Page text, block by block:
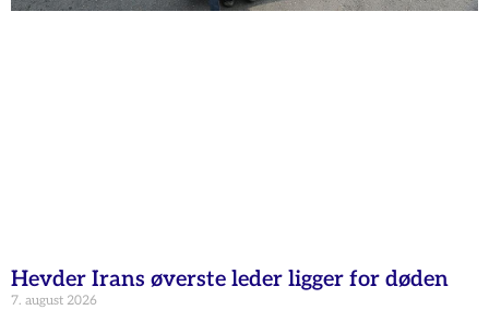
Hevder Irans øverste leder ligger for døden
7. august 2026